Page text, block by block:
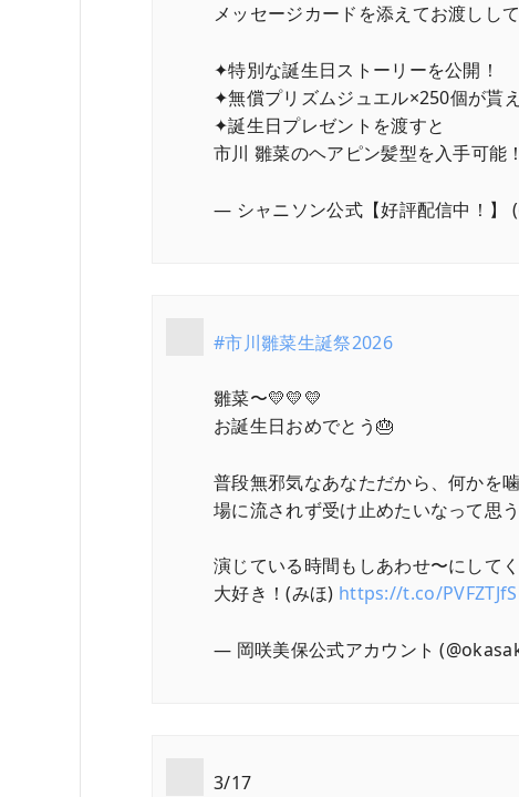
メッセージカードを添えてお渡しし
✦特別な誕生日ストーリーを公開！
✦無償プリズムジュエル×250個が貰え
✦誕生日プレゼントを渡すと
市川 雛菜のヘアピン髪型を入手可能！
— シャニソン公式【好評配信中！】
#市川雛菜生誕祭2026
雛菜〜💛💛💛
お誕生日おめでとう🎂
普段無邪気なあなただから、何かを
場に流されず受け止めたいなって思う
演じている時間もしあわせ〜にして
大好き！(みほ) https://t.co/
— 岡咲美保公式アカウント
3/17